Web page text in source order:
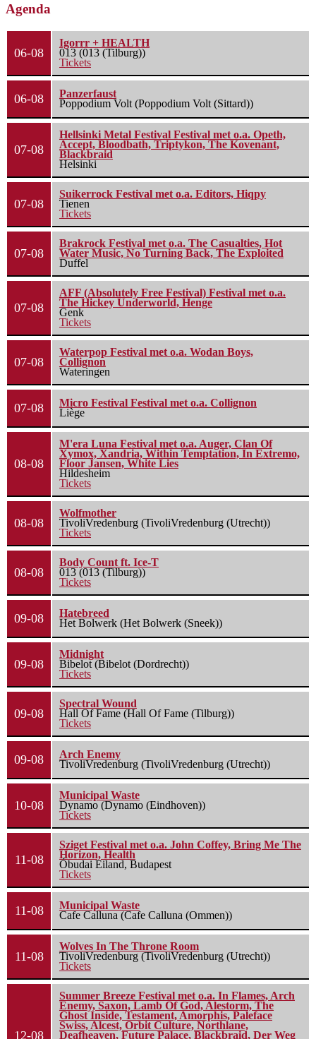
Agenda
06-08
Igorrr + HEALTH
013 (013 (Tilburg))
Tickets
06-08
Panzerfaust
Poppodium Volt (Poppodium Volt (Sittard))
07-08
Hellsinki Metal Festival Festival met o.a. Opeth,
Accept, Bloodbath, Triptykon, The Kovenant,
Blackbraid
Helsinki
07-08
Suikerrock Festival met o.a. Editors, Hiqpy
Tienen
Tickets
07-08
Brakrock Festival met o.a. The Casualties, Hot
Water Music, No Turning Back, The Exploited
Duffel
07-08
AFF (Absolutely Free Festival) Festival met o.a.
The Hickey Underworld, Henge
Genk
Tickets
07-08
Waterpop Festival met o.a. Wodan Boys,
Collignon
Wateringen
07-08
Micro Festival Festival met o.a. Collignon
Liège
08-08
M'era Luna Festival met o.a. Auger, Clan Of
Xymox, Xandria, Within Temptation, In Extremo,
Floor Jansen, White Lies
Hildesheim
Tickets
08-08
Wolfmother
TivoliVredenburg (TivoliVredenburg (Utrecht))
Tickets
08-08
Body Count ft. Ice-T
013 (013 (Tilburg))
Tickets
09-08
Hatebreed
Het Bolwerk (Het Bolwerk (Sneek))
09-08
Midnight
Bibelot (Bibelot (Dordrecht))
Tickets
09-08
Spectral Wound
Hall Of Fame (Hall Of Fame (Tilburg))
Tickets
09-08
Arch Enemy
TivoliVredenburg (TivoliVredenburg (Utrecht))
10-08
Municipal Waste
Dynamo (Dynamo (Eindhoven))
Tickets
11-08
Sziget Festival met o.a. John Coffey, Bring Me The
Horizon, Health
Óbudai Eiland, Budapest
Tickets
11-08
Municipal Waste
Cafe Calluna (Cafe Calluna (Ommen))
11-08
Wolves In The Throne Room
TivoliVredenburg (TivoliVredenburg (Utrecht))
Tickets
12-08
Summer Breeze Festival met o.a. In Flames, Arch
Enemy, Saxon, Lamb Of God, Alestorm, The
Ghost Inside, Testament, Amorphis, Paleface
Swiss, Alcest, Orbit Culture, Northlane,
Deafheaven, Future Palace, Blackbraid, Der Weg